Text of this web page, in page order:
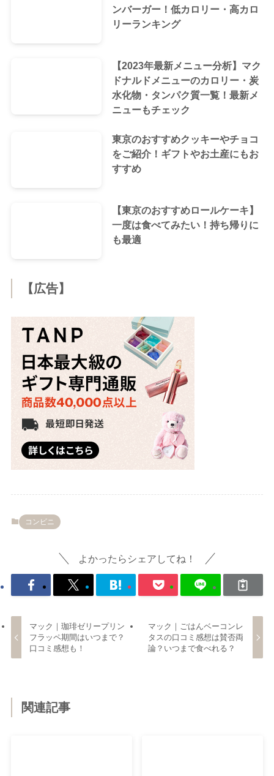
ンバーガー！低カロリー・高カロ
リーランキング
【2023年最新メニュー分析】マク
ドナルドメニューのカロリー・炭
水化物・タンパク質一覧！最新メ
ニューもチェック
東京のおすすめクッキーやチョコ
をご紹介！ギフトやお土産にもお
すすめ
【東京のおすすめロールケーキ】
一度は食べてみたい！持ち帰りに
も最適
【広告】
コンビニ
よかったらシェアしてね！
マック｜珈琲ゼリープリン
フラッペ期間はいつまで？
口コミ感想も！
マック｜ごはんベーコンレ
タスの口コミ感想は賛否両
論？いつまで食べれる？
関連記事